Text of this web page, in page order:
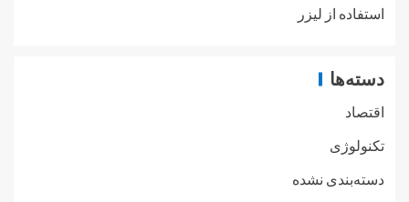
استفاده از لیزر
دسته‌ها
اقتصاد
تکنولوژی
دسته‌بندی نشده